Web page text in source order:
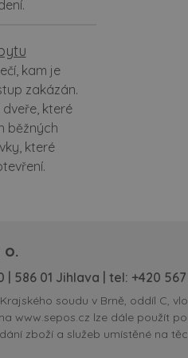
kam je
zakázán.
které
běžných
které
o.
586 01 Jihlava | tel: +420
soudu v Brně, oddíl C,
www.sepos.cz lze dále použít
zboží a služeb umístěné na